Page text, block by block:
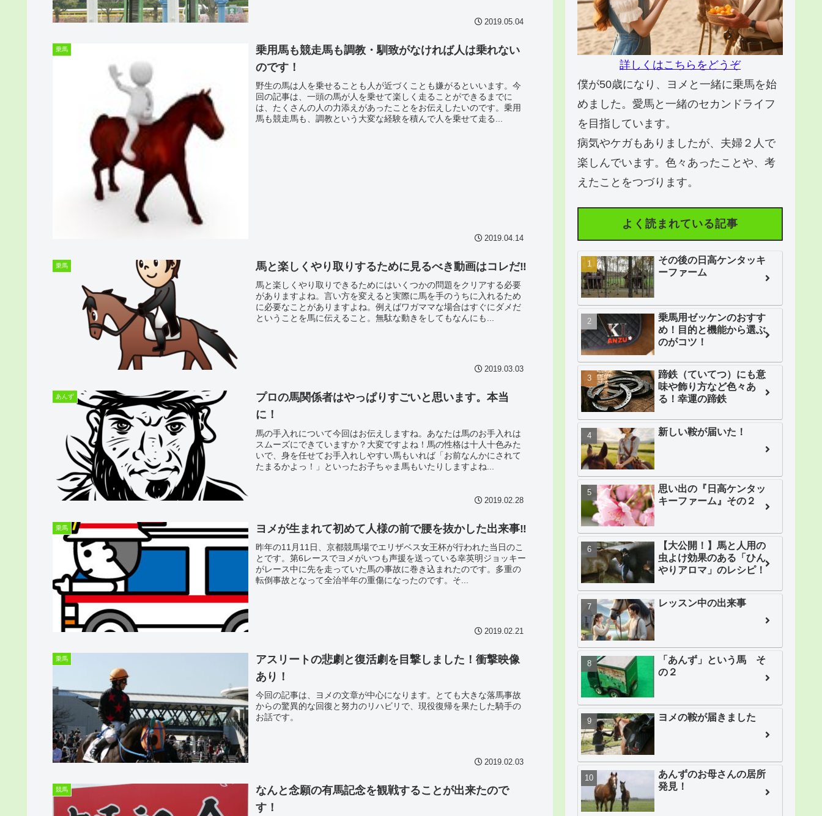
2019.05.04
乗馬
乗用馬も競走馬も調教・馴致がなければ人は乗れない
のです！
野生の馬は人を乗せることも人が近づくことも嫌がるといいます。今
回の記事は、一頭の馬が人を乗せて楽しく走ることができるまでに
は、たくさんの人の力添えがあったことをお伝えしたいのです。乗用
馬も競走馬も、調教という大変な経験を積んで人を乗せて走る...
2019.04.14
乗馬 馬と楽しくやり取りするために見るべき動画はコレだ‼
馬と楽しくやり取りできるためにはいくつかの問題をクリアする必要
がありますよね。言い方を変えると実際に馬を手のうちに入れるため
に必要なことがありますよね。例えばワガママな場合はすぐにダメだ
ということを馬に伝えること。無駄な動きをしてもなんにも...
2019.03.03
あんず
プロの馬関係者はやっぱりすごいと思います。本当
に！
馬の手入れについて今回はお伝えしますね。あなたは馬のお手入れは
スムーズにできていますか？大変ですよね！馬の性格は十人十色みた
いで、身を任せてお手入れしやすい馬もいれば「お前なんかにされて
たまるかよっ！」といったお子ちゃま馬もいたりしますよね...
2019.02.28
乗馬 ヨメが生まれて初めて人様の前で腰を抜かした出来事‼
昨年の11月11日、京都競馬場でエリザベス女王杯が行われた当日のこ
とです。第6レースでヨメがいつも声援を送っている幸英明ジョッキー
がレース中に先を走っていた馬の事故に巻き込まれたのです。多重の
転倒事故となって全治半年の重傷になったのです。そ...
2019.02.21
乗馬
アスリートの悲劇と復活劇を目撃しました！衝撃映像
あり！
今回の記事は、ヨメの文章が中心になります。とても大きな落馬事故
からの驚異的な回復と努力のリハビリで、現役復帰を果たした騎手の
お話です。
2019.02.03
競馬
なんと念願の有馬記念を観戦することが出来たので
す！
詳しくはこちらをどうぞ
僕が50歳になり、ヨメと一緒に乗馬を始
めました。愛馬と一緒のセカンドライフ
を目指しています。
病気やケガもありましたが、夫婦２人で
楽しんでいます。色々あったことや、考
えたことをつづります。
よく読まれている記事
その後の日高ケンタッキ
ーファーム
乗馬用ゼッケンのおすす
め！目的と機能から選ぶ
のがコツ！
蹄鉄（ていてつ）にも意
味や飾り方など色々あ
る！幸運の蹄鉄
新しい鞍が届いた！
思い出の『日高ケンタッ
キーファーム』その２
【大公開！】馬と人用の
虫よけ効果のある「ひん
やりアロマ」のレシピ！
レッスン中の出来事
「あんず」という馬 そ
の２
ヨメの鞍が届きました
あんずのお母さんの居所
発見！